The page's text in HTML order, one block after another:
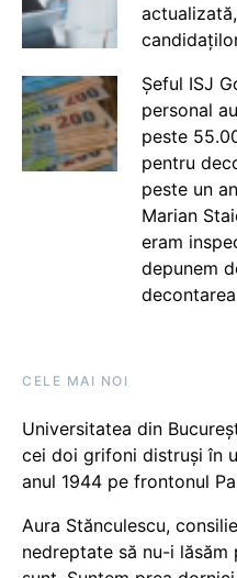
Șeful ISJ
personal
peste
pentru
peste un
Marian
eram
depunem
CELE MAI NOI
Universitatea din
cei doi grifoni distruși în
anul 1944 pe frontonul
Aura Stănculescu,
nedreptate să nu-i